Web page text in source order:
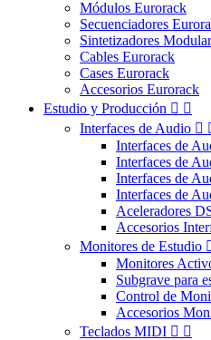
Módulos Eurorack
Secuenciadores
Sintetizadores Modular
Cables Eurorack
Cases Eurorack
Accesorios Eurorack
Estudio y Producción  
Interfaces de Audio 
Interfaces de
Interfaces de
Interfaces de
Interfaces de
Aceleradores
Accesorios
Monitores de Estudio
Monitores
Subgrave para
Control de
Accesorios
Teclados MIDI  